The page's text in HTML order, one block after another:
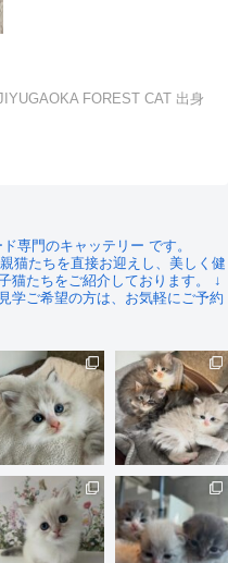
FOREST CAT 出身
専門のキャッテリー です。
猫たちを直接お迎えし、美しく健
猫たちをご紹介しております。
↓
見学ご希望の方は、お気軽にご予約